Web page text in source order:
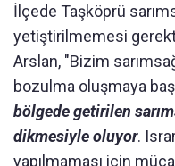
İlçede Taşköprü
yetiştirilmemesi
Arslan, "Bizim
bozulma oluşmaya
bölgede getirilen
dikmesiyle oluyor.
yapılmaması için